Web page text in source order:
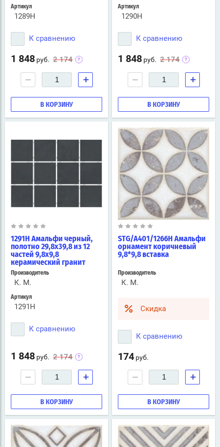
Артикул
1289H
К сравнению
2 174
1 848 руб.
− +
В КОРЗИНУ
Артикул
1290H
К сравнению
2 174
1 848 руб.
− +
В КОРЗИНУ
1291H Амальфи черный,
полотно 29,8х39,8 из 12
частей 9,8х9,8
керамический гранит
Производитель
К. М.
Артикул
1291H
К сравнению
2 174
1 848 руб.
− +
В КОРЗИНУ
STG/A401/1266H Амальфи
орнамент коричневый
9,8*9,8 вставка
Производитель
К. М.
Скидка
К сравнению
174 руб.
− +
В КОРЗИНУ